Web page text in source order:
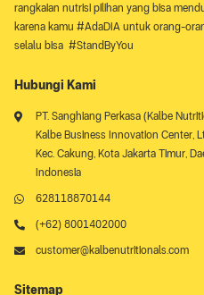
rangkaian nutrisi pilihan yang bisa
karena kamu #AdaDIA untuk orang-
selalu bisa #StandByYou
Hubungi Kami
PT. Sanghiang Perkasa (Kalbe
Kalbe Business Innovation Center,
Kec. Cakung, Kota Jakarta Timur,
Indonesia
628118870144
(+62) 8001402000
customer@kalbenutritionals.com
Sitemap